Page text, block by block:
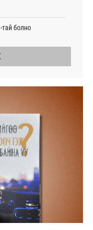
болно